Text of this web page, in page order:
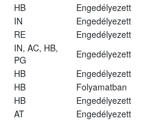
HB
Engedélyezett
IN
Engedélyezett
RE
Engedélyezett
IN, AC, HB,
PG
Engedélyezett
HB
Engedélyezett
HB
Folyamatban
HB
Engedélyezett
AT
Engedélyezett